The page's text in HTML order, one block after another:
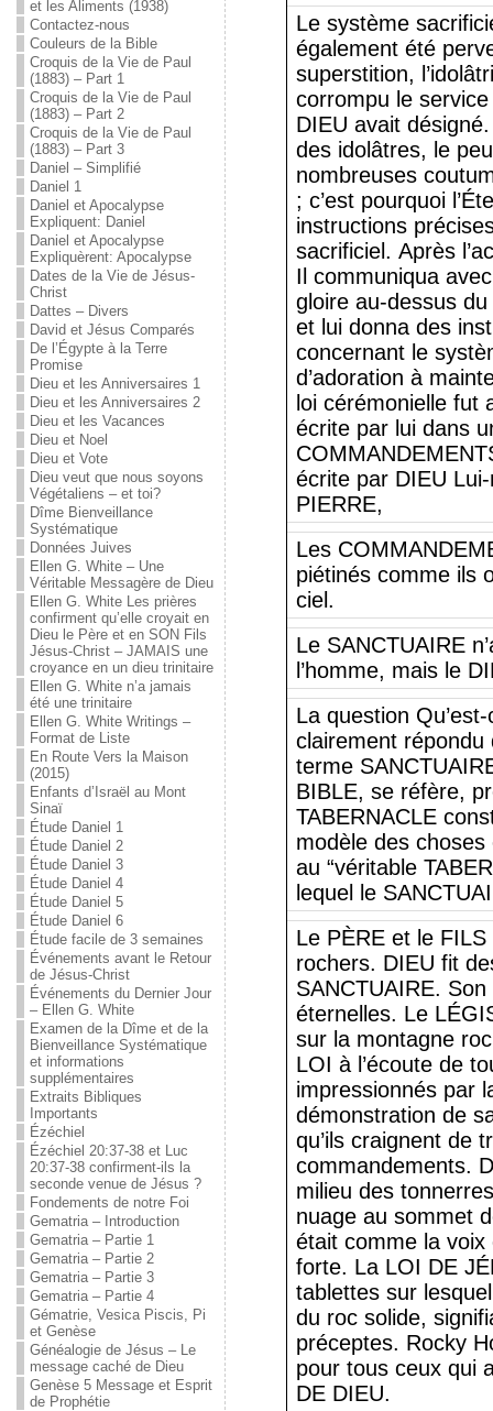
et les Aliments (1938)
Contactez-nous
Couleurs de la Bible
Croquis de la Vie de Paul
(1883) – Part 1
Croquis de la Vie de Paul
(1883) – Part 2
Croquis de la Vie de Paul
(1883) – Part 3
Daniel – Simplifié
Daniel 1
Daniel et Apocalypse
Expliquent: Daniel
Daniel et Apocalypse
Expliquèrent: Apocalypse
Dates de la Vie de Jésus-
Christ
Dattes – Divers
David et Jésus Comparés
De l’Égypte à la Terre
Promise
Dieu et les Anniversaires 1
Dieu et les Anniversaires 2
Dieu et les Vacances
Dieu et Noel
Dieu et Vote
Dieu veut que nous soyons
Végétaliens – et toi?
Dîme Bienveillance
Systématique
Données Juives
Ellen G. White – Une
Véritable Messagère de Dieu
Ellen G. White Les prières
confirment qu’elle croyait en
Dieu le Père et en SON Fils
Jésus-Christ – JAMAIS une
croyance en un dieu trinitaire
Ellen G. White n’a jamais
été une trinitaire
Ellen G. White Writings –
Format de Liste
En Route Vers la Maison
(2015)
Enfants d’Israël au Mont
Sinaï
Étude Daniel 1
Étude Daniel 2
Étude Daniel 3
Étude Daniel 4
Étude Daniel 5
Étude Daniel 6
Étude facile de 3 semaines
Événements avant le Retour
de Jésus-Christ
Événements du Dernier Jour
– Ellen G. White
Examen de la Dîme et de la
Bienveillance Systématique
et informations
supplémentaires
Extraits Bibliques
Importants
Ézéchiel
Ézéchiel 20:37-38 et Luc
20:37-38 confirment-ils la
seconde venue de Jésus ?
Fondements de notre Foi
Gematria – Introduction
Gematria – Partie 1
Gematria – Partie 2
Gematria – Partie 3
Gematria – Partie 4
Gématrie, Vesica Piscis, Pi
et Genèse
Généalogie de Jésus – Le
message caché de Dieu
Genèse 5 Message et Esprit
de Prophétie
Le système
également été
superstition,
corrompu le
DIEU avait
des idolâtres, le
nombreuses
; c’est pourquoi
instructions
sacrificiel. Après
Il communiqua
gloire au-dessus
et lui donna des
concernant le
d’adoration à
loi cérémonielle fut
écrite par lui dans
écrite par DIEU
PIERRE,
Les
piétinés comme ils
ciel.
Le SANCTUAIRE
l’homme, mais le
La question
clairement répondu
terme
BIBLE, se réfère,
TABERNACLE
modèle des
au “véritable
lequel le
Le PÈRE et le
rochers. DIEU fit
SANCTUAIRE.
éternelles. Le
sur la montagne
LOI à l’écoute de
impressionnés par
démonstration de
qu’ils craignent de
commandements.
milieu des
nuage au sommet
était comme la voix
forte. La LOI DE
tablettes sur
du roc solide,
préceptes. Rocky
pour tous ceux qui
DE DIEU.